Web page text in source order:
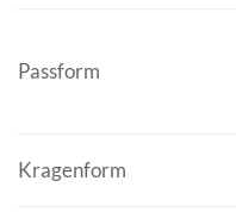
Passform
Kragenform